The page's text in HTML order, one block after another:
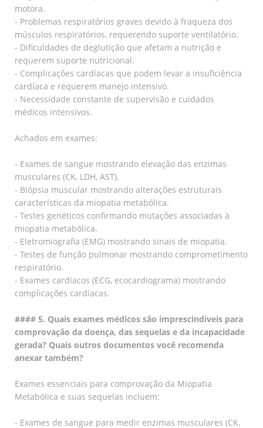
motora.
- Problemas respiratórios graves devido à fraqueza dos
músculos respiratórios, requerendo suporte ventilatório.
- Dificuldades de deglutição que afetam a nutrição e
requerem suporte nutricional.
- Complicações cardíacas que podem levar a insuficiência
cardíaca e requerem manejo intensivo.
- Necessidade constante de supervisão e cuidados
médicos intensivos.
Achados em exames:
- Exames de sangue mostrando elevação das enzimas
musculares (CK, LDH, AST).
- Biópsia muscular mostrando alterações estruturais
características da miopatia metabólica.
- Testes genéticos confirmando mutações associadas à
miopatia metabólica.
- Eletromiografia (EMG) mostrando sinais de miopatia.
- Testes de função pulmonar mostrando comprometimento
respiratório.
- Exames cardíacos (ECG, ecocardiograma) mostrando
complicações cardíacas.
#### 5. Quais exames médicos são imprescindíveis para
comprovação da doença, das sequelas e da incapacidade
gerada? Quais outros documentos você recomenda
anexar também?
Exames essenciais para comprovação da Miopatia
Metabólica e suas sequelas incluem:
- Exames de sangue para medir enzimas musculares (CK,